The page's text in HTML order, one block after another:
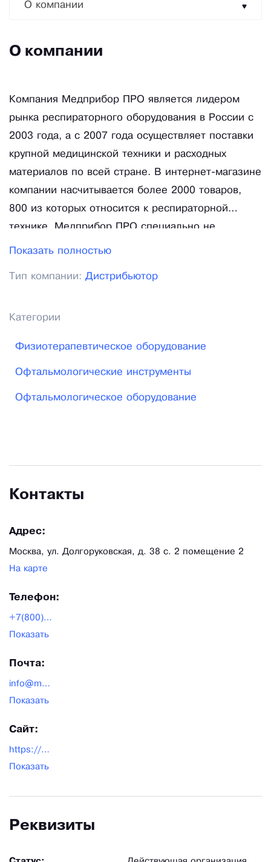
О компании
О компании
Компания Медприбор ПРО является лидером
рынка респираторного оборудования в России с
2003 года, а с 2007 года осуществляет поставки
крупной медицинской техники и расходных
материалов по всей стране. В интернет-магазине
компании насчитывается более 2000 товаров,
800 из которых относится к респираторной
технике. Медприбор ПРО специально не
увеличивает ассортимент – представляем только
оборудования, БИПАП и СИПАП аппараты,
оборудование, такое как УЗИ, КТ и МРТ. Все
регистрационное удостоверение, сертификаты,
декларации соответствия РФ и другие,
требующиеся по законодательству документы.
Показать полностью
Тип компании: Дистрибьютор
Категории
Физиотерапевтическое оборудование
Офтальмологические инструменты
Офтальмологическое оборудование
Контакты
Адрес:
Москва, ул. Долгоруковская, д. 38 с. 2 помещение 2
На карте
Телефон:
+7(800)551-25-16
Показать
Почта:
info@medpribor.pro
Показать
Сайт:
https://medpribor.pro/
Показать
Реквизиты